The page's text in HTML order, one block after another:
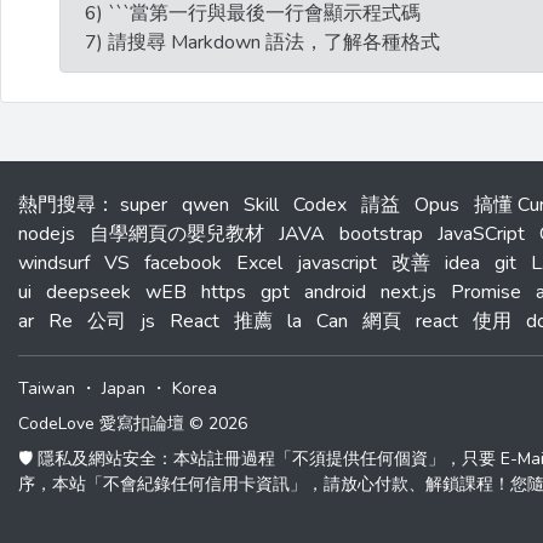
6) ```當第一行與最後一行會顯示程式碼
7) 請搜尋 Markdown 語法，了解各種格式
熱門搜尋 ： super qwen Skill Codex 請益 Opus 搞懂
nodejs
自學網頁の嬰兒教材 JAVA bootstrap JavaSCript
windsurf VS facebook Excel javascript 改善 idea git
ui deepseek wEB https gpt android next.js Promise
ar Re 公司 js React 推薦 la Can 網頁 react 使用
Taiwan ・Japan ・ Korea
CodeLove 愛寫扣論壇 © 2026
🛡️ 隱私及網站安全：本站註冊過程「不須提供任何個資」，只要 E-
序，本站「不會紀錄任何信用卡資訊」，請放心付款、解鎖課程！您